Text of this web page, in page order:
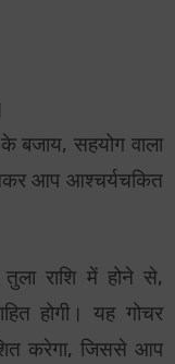
बजाय, सहयोग वाला
आप आश्चर्यचकित
राशि में होने से,
होगी। यह गोचर
करेगा, जिससे आप